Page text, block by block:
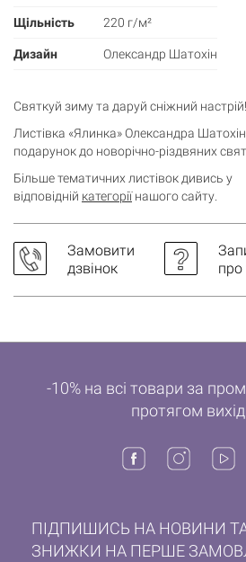
Щільність 220 г/м²
Дизайн Олександр Шатохін
Святкуй зиму та даруй сніжний настрій!
Листівка «Ялинка» Олександра
подарунок до новорічно-різдвяних
Більше тематичних листівок дивись у
відповідній категоріїнашого сайту.
Замовити
дзвінок
про
-10% на всі товари за
протягом
ПІДПИШИСЬ НА НОВИНИ
ЗНИЖКИ НА ПЕРШЕ
Кошик